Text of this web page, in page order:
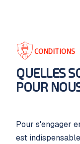
CONDITIONS
QUELLES
POUR
Pour s'engager
est